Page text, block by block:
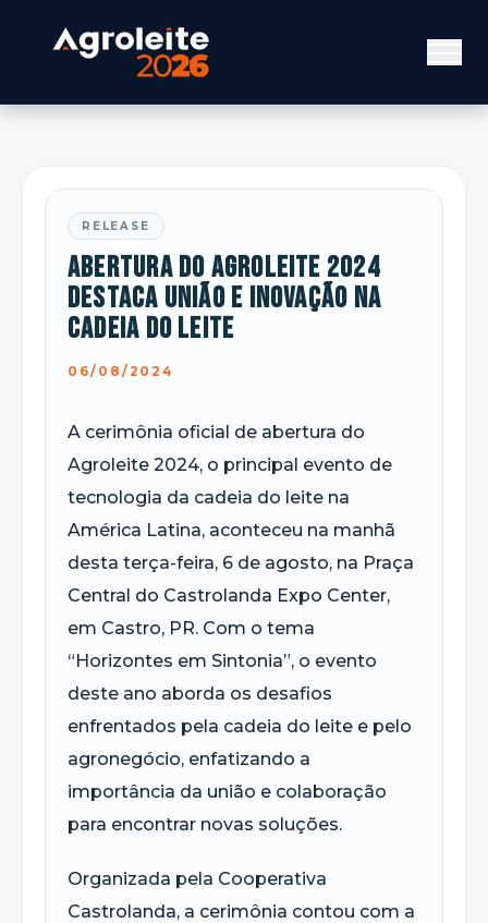
RELEASE
Abertura do Agroleite 2024
destaca união e inovação na
cadeia do leite
06/08/2024
A cerimônia oficial de abertura do
Agroleite 2024, o principal evento de
tecnologia da cadeia do leite na
América Latina, aconteceu na manhã
desta terça-feira, 6 de agosto, na Praça
Central do Castrolanda Expo Center,
em Castro, PR. Com o tema
“Horizontes em Sintonia”, o evento
deste ano aborda os desafios
enfrentados pela cadeia do leite e pelo
agronegócio, enfatizando a
importância da união e colaboração
para encontrar novas soluções.
Organizada pela Cooperativa
Castrolanda, a cerimônia contou com a